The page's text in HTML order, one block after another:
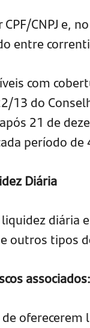
CNPJ e,
entre
com
13 do
21 de
período
Diária
diária
outros tipos
associados: